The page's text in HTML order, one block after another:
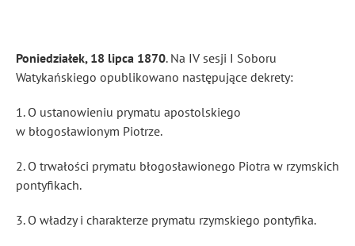
Poniedziałek, 18 lipca 1870. Na IV sesji I Soboru
Watykańskiego opublikowano następujące dekrety:
1. O ustanowieniu prymatu apostolskiego
w błogosławionym Piotrze.
2. O trwałości prymatu błogosławionego Piotra w rzymskich
pontyfikach.
3. O władzy i charakterze prymatu rzymskiego pontyfika.